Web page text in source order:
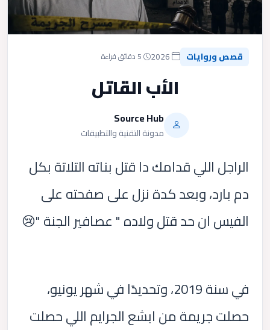
قصص وروايات
الأب القاتل
Source Hub
مدونة التقنية والتطبيقات
الراجل اللي قدامك دا قتل بناته التلاتة بكل
دم بارد، وبعد كدة نزل على صفحته على
الفيس ان حد قتل ولاده " عصافير الجنة "😢
في سنة 2019، وتحديدًا في شهر يونيو،
حصلت جريمة من ابشع الجرايم اللي حصلت